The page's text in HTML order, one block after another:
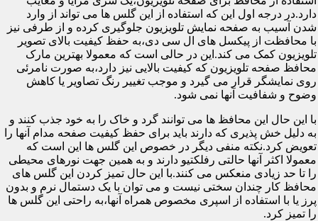
دارد.در درجه اول این که استفاده از این گلس ها می تواند از وارد
شدن آسیب به صفحه نمایش تلویزیون جلوگیری کرده و از طرفی نیز
با محافظت از پیکسل های ال سی دی،به حفظ کیفیت بالای تصویر
تلویزیون کمک می کند.این در حالی است که معمولا بهترین مارک
محافظ صفحه تلویزیون که کیفیت بالایی نیز دارد،به صورت نامرئی
روی نمایشگر قرار می گیرد و موجب تغییر رنگ تصاویر یا کاهش
وضوح و شفافیت آنها نمی شود.
با این حال این محافظ ها می توانند گرد و خاک را به خود جذب کنند و
به دلیل خش پذیری که دارند باید برای حفظ کیفیت صفحه مدام آنها را
تعویض کرد.نکته منفی دیگر در خصوص این گلس ها این است که
معمولا اکثر آنها حالتی رفلکتیو دارند و به همین جهت نورهای محیطی
را تا حد زیادی منعکس می کنند.با این حال تمیز کردن این گلس های
محافظ کار چندان سختی نیست و می توان با یک دستمال نرم و بدون
پرز یا با استفاده از اسپری مخصوص همراه آنها،به راحتی این گلس ها
را تمیز کرد.